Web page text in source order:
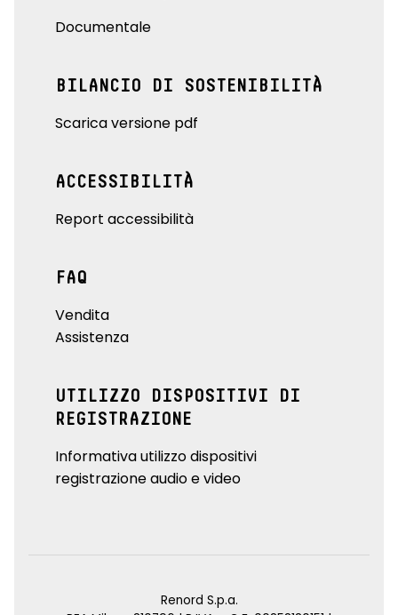
Documentale
BILANCIO DI SOSTENIBILITÀ
Scarica versione pdf
ACCESSIBILITÀ
Report accessibilità
FAQ
Vendita
Assistenza
UTILIZZO DISPOSITIVI DI
REGISTRAZIONE
Informativa utilizzo dispositivi
registrazione audio e video
Renord S.p.a.